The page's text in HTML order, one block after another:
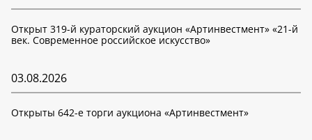
Открыт 319-й кураторский аукцион «Артинвестмент» «21-й
век. Современное российское искусство»
03.08.2026
Открыты 642-е торги аукциона «Артинвестмент»